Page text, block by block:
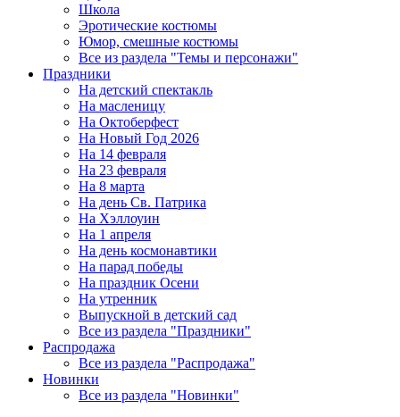
Школа
Эротические костюмы
Юмор, смешные костюмы
Все из раздела "Темы и персонажи"
Праздники
На детский спектакль
На масленицу
На Октоберфест
На Новый Год 2026
На 14 февраля
На 23 февраля
На 8 марта
На день Св. Патрика
На Хэллоуин
На 1 апреля
На день космонавтики
На парад победы
На праздник Осени
На утренник
Выпускной в детский сад
Все из раздела "Праздники"
Распродажа
Все из раздела "Распродажа"
Новинки
Все из раздела "Новинки"